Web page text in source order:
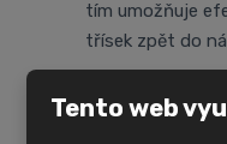
tím umožňuje
třísek zpět do
efektivitě a
Tento web